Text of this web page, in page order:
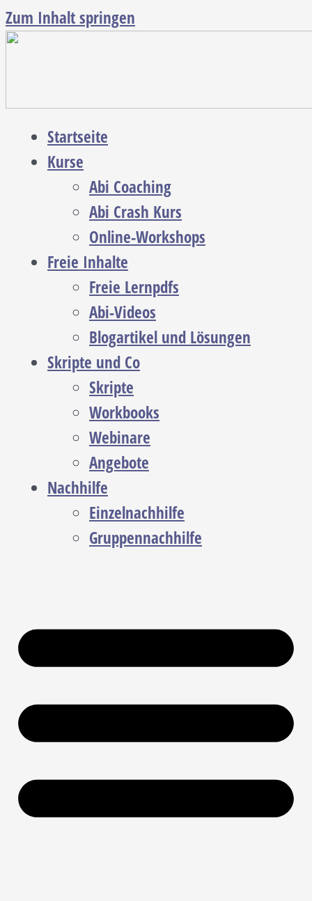
Zum Inhalt springen
Startseite
Kurse
Abi Coaching
Abi Crash Kurs
Online-Workshops
Freie Inhalte
Freie Lernpdfs
Abi-Videos
Blogartikel und Lösungen
Skripte und Co
Skripte
Workbooks
Webinare
Angebote
Nachhilfe
Einzelnachhilfe
Gruppennachhilfe